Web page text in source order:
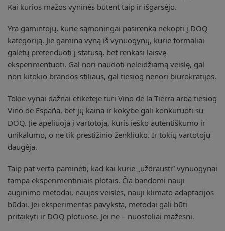
Kai kurios mažos vyninės būtent taip ir išgarsėjo.
Yra gamintojų, kurie sąmoningai pasirenka nekopti į DOQ
kategoriją. Jie gamina vyną iš vynuogynų, kurie formaliai
galėtų pretenduoti į statusą, bet renkasi laisvę
eksperimentuoti. Gal nori naudoti neleidžiamą veislę, gal
nori kitokio brandos stiliaus, gal tiesiog nenori biurokratijos.
Tokie vynai dažnai etiketėje turi Vino de la Tierra arba tiesiog
Vino de España, bet jų kaina ir kokybė gali konkuruoti su
DOQ. Jie apeliuoja į vartotoją, kuris ieško autentiškumo ir
unikalumo, o ne tik prestižinio ženkliuko. Ir tokių vartotojų
daugėja.
Taip pat verta paminėti, kad kai kurie „uždrausti” vynuogynai
tampa eksperimentiniais plotais. Čia bandomi nauji
auginimo metodai, naujos veislės, nauji klimato adaptacijos
būdai. Jei eksperimentas pavyksta, metodai gali būti
pritaikyti ir DOQ plotuose. Jei ne – nuostoliai mažesni.